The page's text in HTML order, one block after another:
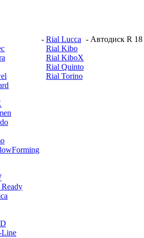
Ready
Line
- Rial Lucca
Rial Kibo
Rial KiboX
Rial Quinto
Rial Torino
- Автодиск R